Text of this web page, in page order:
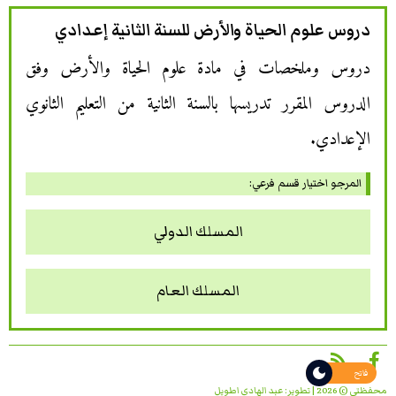
دروس علوم الحياة والأرض للسنة الثانية إعدادي
دروس وملخصات في مادة علوم الحياة والأرض وفق
الدروس المقرر تدريسها بالسنة الثانية من التعليم الثانوي
الإعدادي.
المرجو اختيار قسم فرعي:
المسلك الدولي
المسلك العام
محفظتي © 2026 | تطوير: عبد الهادي اطويل
فاتح